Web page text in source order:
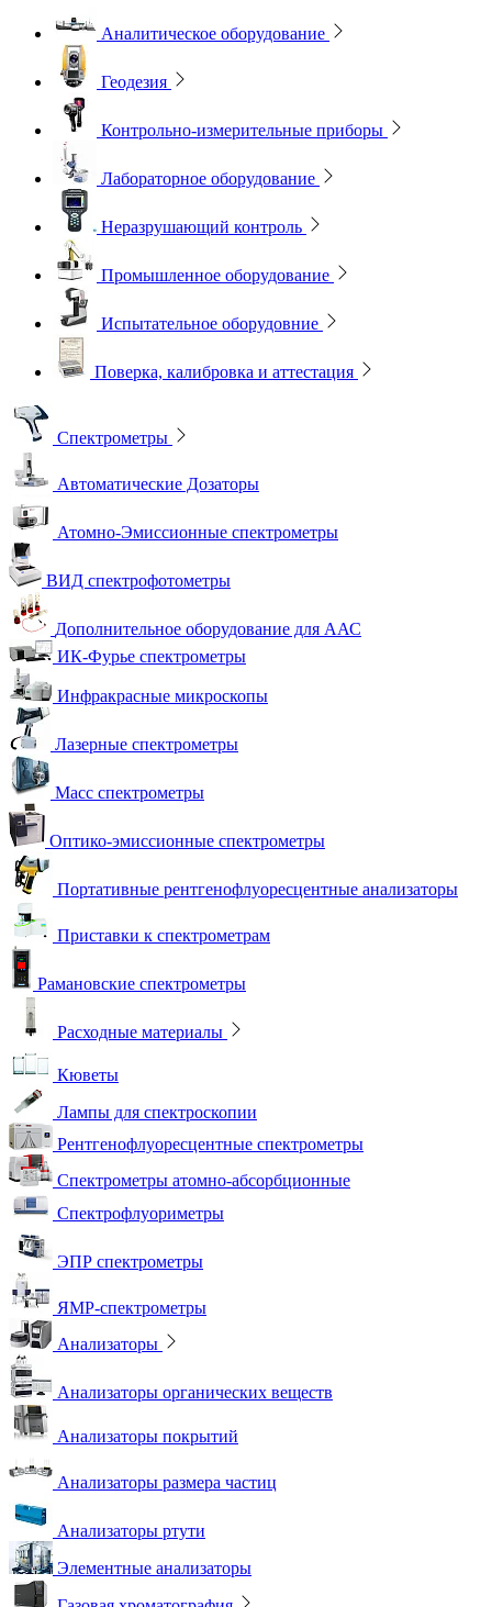
Аналитическое оборудование
Геодезия
Контрольно-измерительные приборы
Лабораторное оборудование
Неразрушающий контроль
Промышленное оборудование
Испытательное оборудовние
Поверка, калибровка и аттестация
Спектрометры
Автоматические Дозаторы
Атомно-Эмиссионные спектрометры
ВИД спектрофотометры
Дополнительное оборудование для ААС
ИК-Фурье спектрометры
Инфракрасные микроскопы
Лазерные спектрометры
Масс спектрометры
Оптико-эмиссионные спектрометры
Портативные рентгенофлуоресцентные анализаторы
Приставки к спектрометрам
Рамановские спектрометры
Расходные материалы
Кюветы
Лампы для спектроскопии
Рентгенофлуоресцентные спектрометры
Спектрометры атомно-абсорбционные
Спектрофлуориметры
ЭПР спектрометры
ЯМР-спектрометры
Анализаторы
Анализаторы органических веществ
Анализаторы покрытий
Анализаторы размера частиц
Анализаторы ртути
Элементные анализаторы